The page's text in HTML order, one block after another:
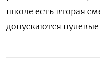
школе есть вторая
допускаются